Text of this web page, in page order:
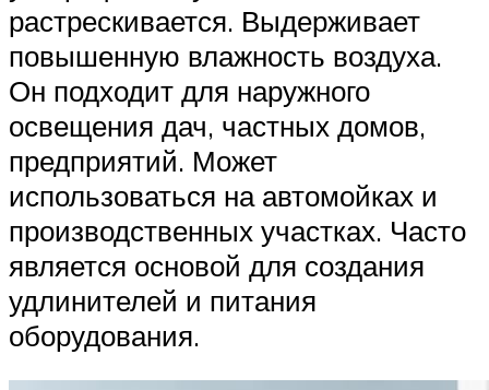
растрескивается. Выдерживает
повышенную влажность воздуха.
Он подходит для наружного
освещения дач, частных домов,
предприятий. Может
использоваться на автомойках и
производственных участках. Часто
является основой для создания
удлинителей и питания
оборудования.